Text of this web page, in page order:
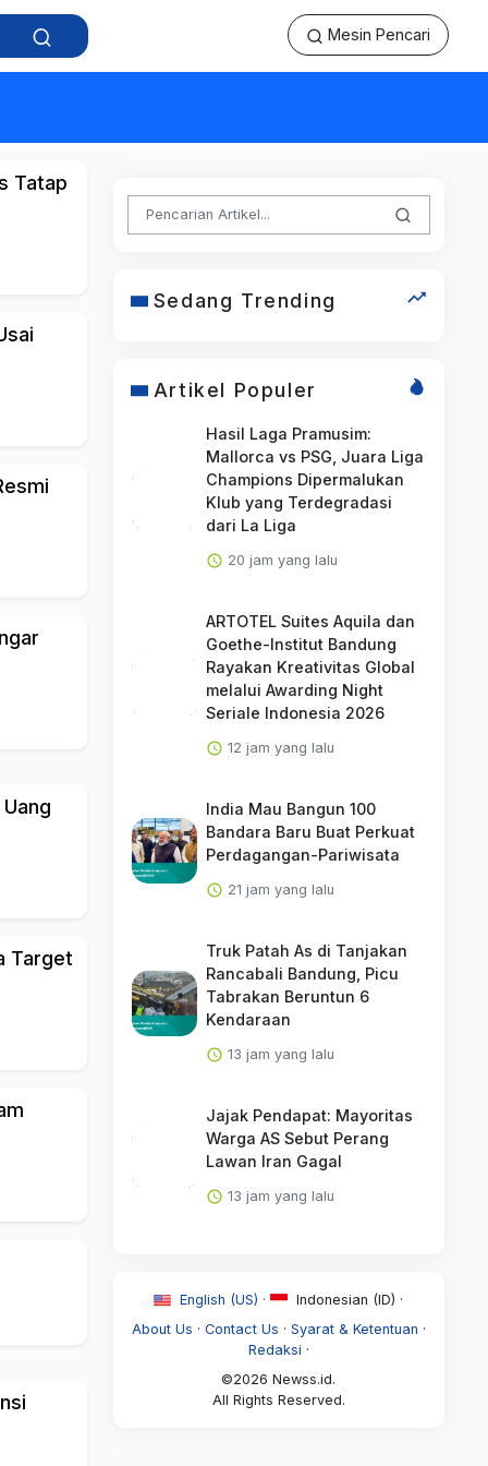
Mesin Pencari
Tatap
Target
Sedang Trending
Artikel Populer
Hasil Laga Pramusim:
Mallorca vs PSG, Juara Liga
Champions Dipermalukan
Klub yang Terdegradasi
dari La Liga
20 jam yang lalu
ARTOTEL Suites Aquila dan
Goethe-Institut Bandung
Rayakan Kreativitas Global
melalui Awarding Night
Seriale Indonesia 2026
12 jam yang lalu
India Mau Bangun 100
Bandara Baru Buat Perkuat
Perdagangan-Pariwisata
21 jam yang lalu
Truk Patah As di Tanjakan
Rancabali Bandung, Picu
Tabrakan Beruntun 6
Kendaraan
13 jam yang lalu
Jajak Pendapat: Mayoritas
Warga AS Sebut Perang
Lawan Iran Gagal
13 jam yang lalu
English (US) ·
Indonesian (ID) ·
About Us · Contact Us · Syarat & Ketentuan ·
Redaksi ·
©2026 Newss.id.
All Rights Reserved.